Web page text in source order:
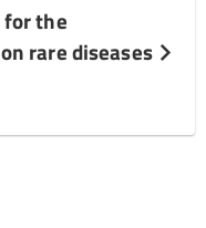
for the
rare diseases